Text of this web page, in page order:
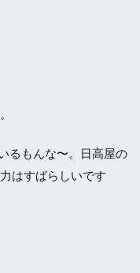
るもんな〜。日高屋の
はすばらしいです